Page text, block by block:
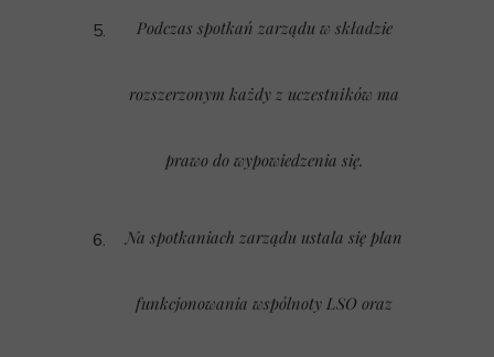
Podczas spotkań zarządu w składzie
rozszerzonym każdy z uczestników ma
prawo do wypowiedzenia się.
Na spotkaniach zarządu ustala się plan
funkcjonowania wspólnoty LSO oraz